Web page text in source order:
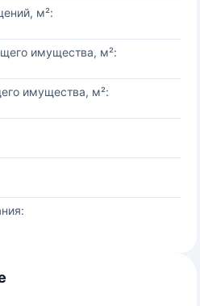
м²:
имущества, м²:
имущества, м²: